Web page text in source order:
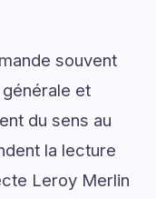
souvent
et
du sens au
la lecture
Leroy Merlin